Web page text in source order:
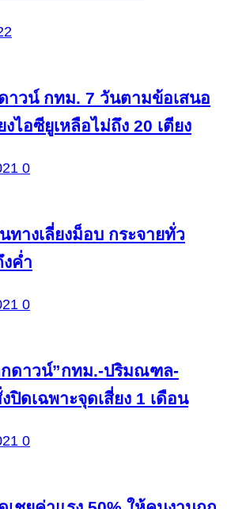
าวน์ กทม. 7 วันตามข้อเสนอ
ไอซียูเหลือไม่ถึง 20 เตียง
0
ทางเลี่ยงม็อบ กระจายทั่ว
ค่ำ
0
ดาวน์”กทม.-ปริมณฑล-
ปิดเฉพาะจุดเสี่ยง 1 เดือน
0